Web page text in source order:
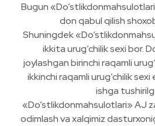
Bugun
don qabul qilish
Shuningdek
ikkita urug‘chilik sexi bor.
joylashgan birinchi raqamli
ikkinchi raqamli urug‘chilik
ishga
«Do‘stlikdonmahsulotlari» AJ
odimlash va xalqimiz